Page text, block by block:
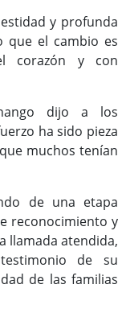
y profunda
que el cambio es
corazón y con
dijo a los
ha sido pieza
muchos tenían
de una etapa
reconocimiento y
llamada atendida,
de su
de las familias